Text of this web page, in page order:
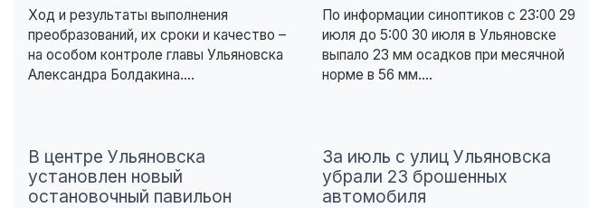
Ход и результаты выполнения
преобразований, их сроки и качество –
на особом контроле главы Ульяновска
Александра Болдакина....
По информации синоптиков с 23:00 29
июля до 5:00 30 июля в Ульяновске
выпало 23 мм осадков при месячной
норме в 56 мм....
В центре Ульяновска
установлен новый
остановочный павильон
За июль с улиц Ульяновска
убрали 23 брошенных
автомобиля